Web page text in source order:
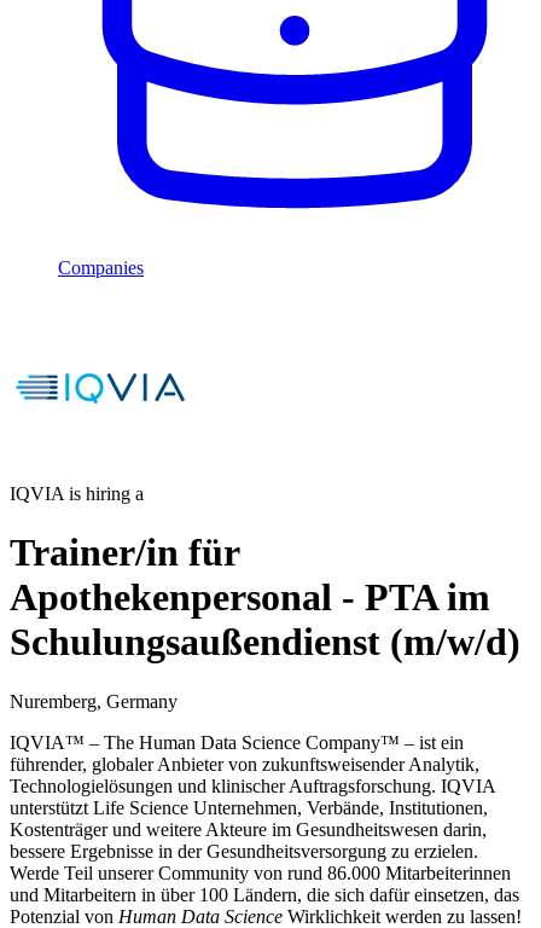
Companies
IQVIA is hiring a
Trainer/in für
Apothekenpersonal - PTA im
Schulungsaußendienst (m/w/d)
Nuremberg, Germany
IQVIA™ – The Human Data Science Company™ – ist ein
führender, globaler Anbieter von zukunftsweisender Analytik,
Technologielösungen und klinischer Auftragsforschung. IQVIA
unterstützt Life Science Unternehmen, Verbände, Institutionen,
Kostenträger und weitere Akteure im Gesundheitswesen darin,
bessere Ergebnisse in derGesundheitsversorgung zu erzielen.
Werde Teil unserer Community von rund 86.000 Mitarbeiterinnen
und Mitarbeitern in über 100 Ländern, die sich dafür einsetzen, das
Potenzial von Human Data Science Wirklichkeit werden zu lassen!